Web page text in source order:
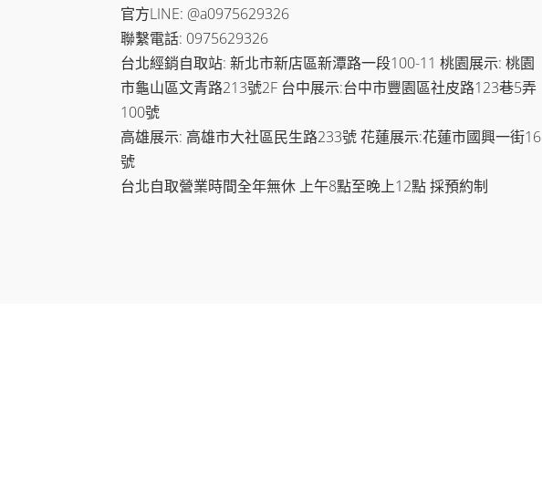
官方LINE: @a0975629326
聯繫電話: 0975629326
台北經銷自取站: 新北市新店區新潭路一段100-11 桃園展示: 桃園
市龜山區文青路213號2F 台中展示:台中市豐園區社皮路123巷5弄
100號
高雄展示: 高雄市大社區民生路233號 花蓮展示:花蓮市國興一街16
號
台北自取營業時間全年無休 上午8點至晚上12點 採預約制